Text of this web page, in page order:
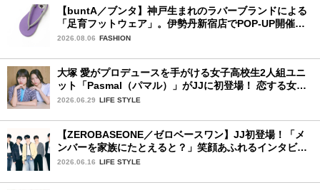
【buntA／ブンタ】神戸生まれのラバーブランドによる
「足育フットウェア」。伊勢丹新宿店でPOP-UP開催
中！
2026.08.06 FASHION
大塚 愛がプロデュースを手がける女子高校生2人組ユニ
ット「Pasmal（パマル）」がJJに初登場！ 恋する女の
コのキュンキュンする感情を歌った最新曲「BULL」を
2026.06.29 LIFE STYLE
【ZEROBASEONE／ゼロベースワン】JJ初登場！「メ
ンバーを家族にたとえると？」笑顔あふれるインタビュ
ー♡
2026.06.16 LIFE STYLE